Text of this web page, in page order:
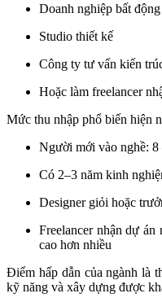
Doanh nghiệp bất động
Studio thiết kế
Công ty tư vấn kiến
Hoặc làm freelancer
Mức thu nhập phổ biến hiện
Người mới vào nghề: 8
Có 2–3 năm kinh
Designer giỏi hoặc
Freelancer nhận dự
cao hơn nhiều
Điểm hấp dẫn của ngành là
kỹ năng và xây dựng được